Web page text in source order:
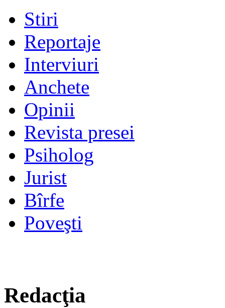
Stiri
Reportaje
Interviuri
Anchete
Opinii
Revista presei
Psiholog
Jurist
Bîrfe
Poveşti
Redacţia